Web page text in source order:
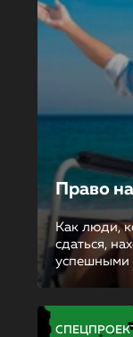
Право
Как люди,
сдаться,
успешными